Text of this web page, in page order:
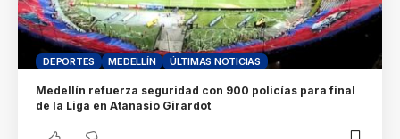
DEPORTES MEDELLÍN ÚLTIMAS NOTICIAS
Medellín refuerza seguridad con 900 policías para final
de la Liga en Atanasio Girardot